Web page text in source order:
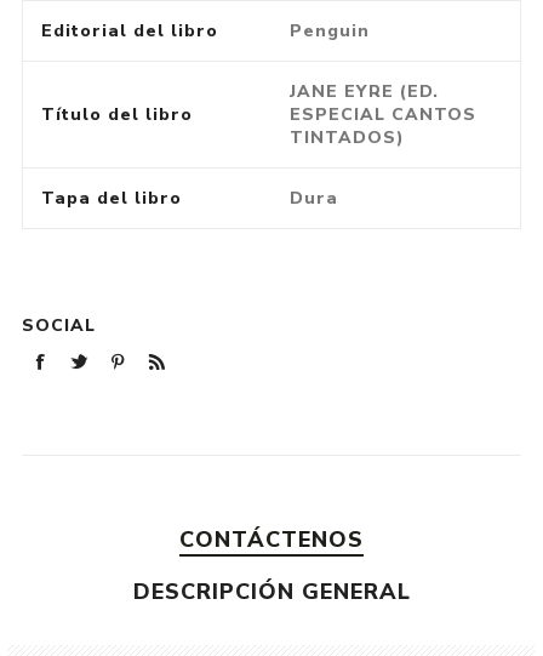
Editorial del libro Penguin
Título del libro
JANE EYRE (ED.
ESPECIAL CANTOS
TINTADOS)
Tapa del libro Dura
SOCIAL
CONTÁCTENOS
DESCRIPCIÓN GENERAL